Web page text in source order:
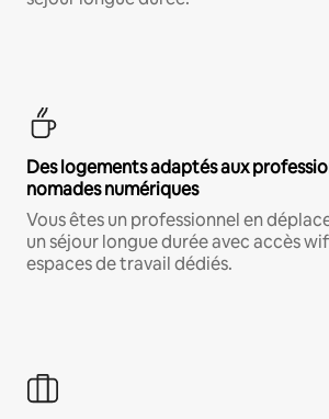
Des logements adaptés aux
nomades numériques
Vous êtes un professionnel en
un séjour longue durée avec accès
espaces de travail dédiés.